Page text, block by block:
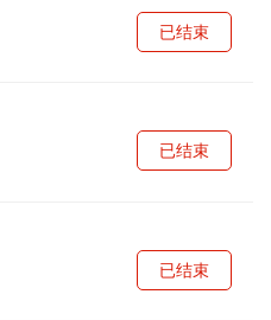
已结束
已结束
已结束